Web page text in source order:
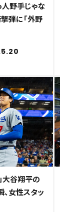
野手じゃな
弾に「外野
大谷翔平の
女性スタッ